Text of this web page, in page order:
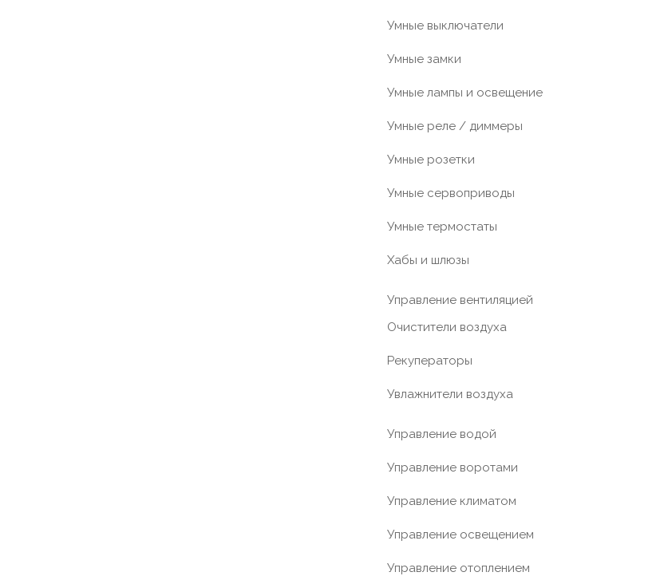
Умные выключатели
Умные замки
Умные лампы и освещение
Умные реле / диммеры
Умные розетки
Умные сервоприводы
Умные термостаты
Хабы и шлюзы
Управление вентиляцией
Очистители воздуха
Рекуператоры
Увлажнители воздуха
Управление водой
Управление воротами
Управление климатом
Управление освещением
Управление отоплением